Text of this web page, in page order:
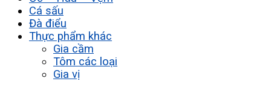
Cá sấu
Đà điểu
Thực phẩm khác
Gia cầm
Tôm các loại
Gia vị